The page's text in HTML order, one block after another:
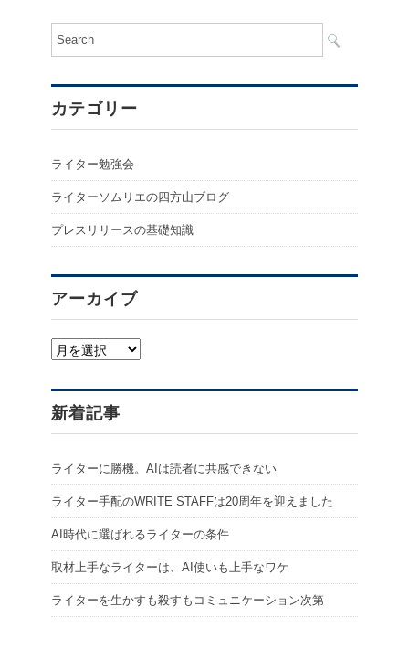
カテゴリー
ライター勉強会
ライターソムリエの四方山ブログ
プレスリリースの基礎知識
アーカイブ
ア
カ
イ
ブ
新着記事
ライターに勝機。AIは読者に共感できない
ライター手配のWRITE STAFFは20周年を迎えました
AI時代に選ばれるライターの条件
取材上手なライターは、AI使いも上手なワケ
ライターを生かすも殺すもコミュニケーション次第